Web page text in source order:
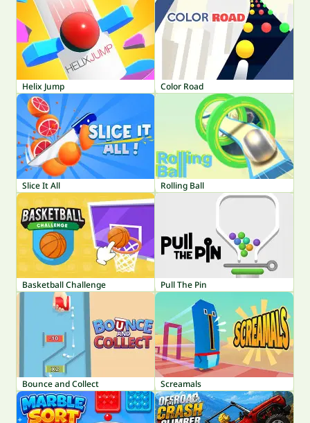
Helix Jump Color Road
Slice It All Rolling Ball
Basketball Challenge Pull The Pin
Bounce and Collect Screamals